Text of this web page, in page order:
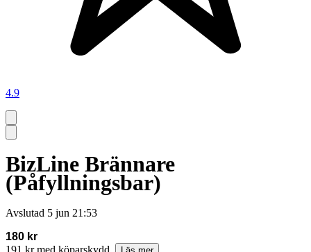
4.9
BizLine Brännare
(Påfyllningsbar)
Avslutad 5 jun 21:53
180 kr